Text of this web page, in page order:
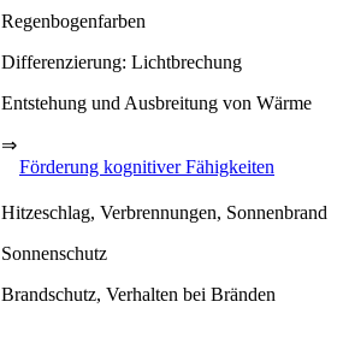
Regenbogenfarben
Differenzierung: Lichtbrechung
Entstehung und Ausbreitung von Wärme
⇒
Förderung kognitiver Fähigkeiten
Hitzeschlag, Verbrennungen, Sonnenbrand
Sonnenschutz
Brandschutz, Verhalten bei Bränden